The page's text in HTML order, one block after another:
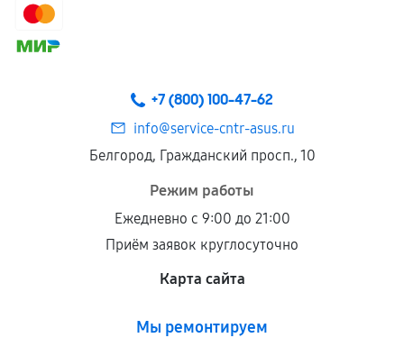
+7 (800) 100-47-62
info@service-cntr-asus.ru
Белгород, Гражданский просп., 10
Режим работы
Ежедневно с 9:00 до 21:00
Приём заявок круглосуточно
Карта сайта
Мы ремонтируем